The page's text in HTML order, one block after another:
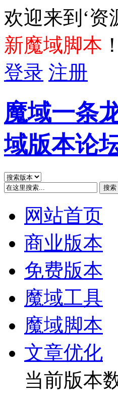
欢迎来到‘资
新魔域脚本 ！
登录 注册
魔域一条
域版本论
搜索
网站首页
商业版本
免费版本
魔域工具
魔域脚本
文章优化
当前版本